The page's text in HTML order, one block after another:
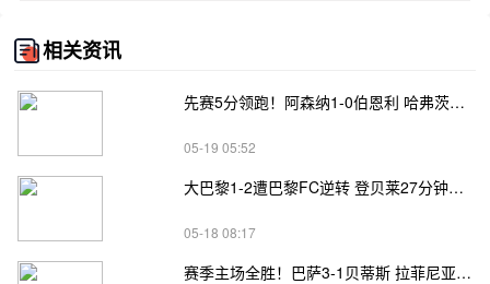
相关资讯
先赛5分领跑！阿森纳1-0伯恩利 哈弗茨制胜+蹬踏染黄 萨卡献助攻
05-19 05:52
大巴黎1-2遭巴黎FC逆转 登贝莱27分钟伤退 戈里替补双响+读秒绝杀
05-18 08:17
赛季主场全胜！巴萨3-1贝蒂斯 拉菲尼亚双响坎塞洛破门伊斯科点射